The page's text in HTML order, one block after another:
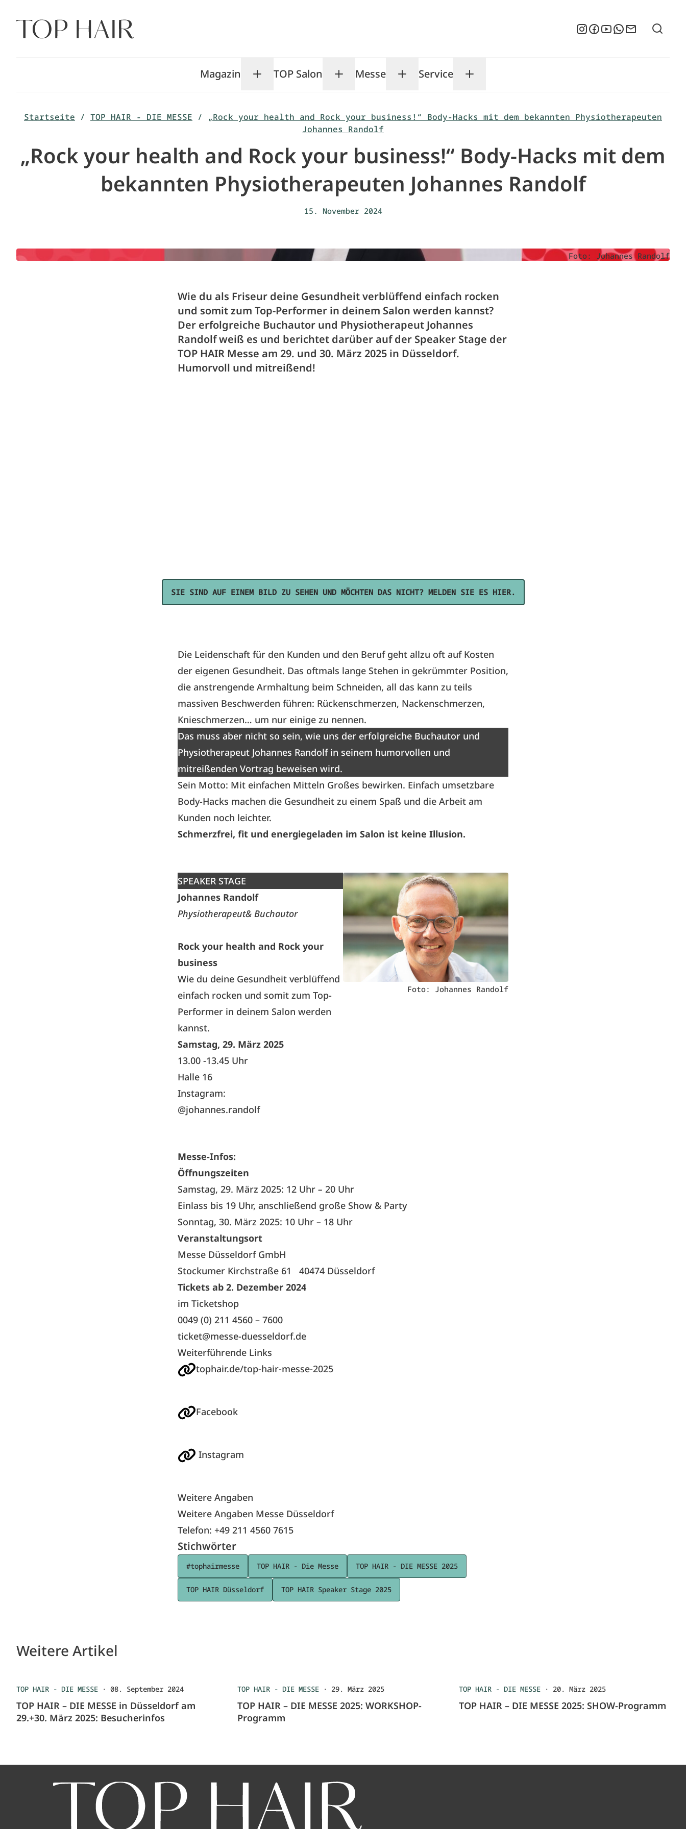
Inhalt
springen
Suche
Magazin Toggle Magazin submenu
TOP Salon Toggle TOP Salon submenu
Messe Toggle Messe submenu
Service Toggle Service submenu
Instagram
Facebook
YouTubeWhatsApp
Newsletter
Startseite / TOP HAIR - DIE MESSE /
„Rock your health and Rock your business!“ Body-Hacks mit dem bekannten Physiotherapeuten
Johannes Randolf
„Rock your health and Rock your business!“ Body-Hacks mit dem
bekannten Physiotherapeuten Johannes Randolf
15. November 2024
Foto: Johannes Randolf
Wie du als Friseur deine Gesundheit verblüffend einfach rocken
und somit zum Top-Performer in deinem Salon werden kannst?
Der erfolgreiche Buchautor und Physiotherapeut Johannes
Randolf weiß es und berichtet darüber auf der Speaker Stage der
TOP HAIR Messe am 29. und 30. März 2025 in Düsseldorf.
Humorvoll und mitreißend!
SIE SIND AUF EINEM BILD ZU SEHEN UND MÖCHTEN DAS NICHT? MELDEN SIE ES HIER.
Die Leidenschaft für den Kunden und den Beruf geht allzu oft auf Kosten
der eigenen Gesundheit. Das oftmals lange Stehen in gekrümmter Position,
die anstrengende Armhaltung beim Schneiden, all das kann zu teils
massiven Beschwerden führen: Rückenschmerzen, Nackenschmerzen,
Knieschmerzen… um nur einige zu nennen.
Das muss aber nicht so sein, wie uns der erfolgreiche Buchautor und
Physiotherapeut Johannes Randolf in seinem humorvollen und
mitreißenden Vortrag beweisen wird.
Sein Motto: Mit einfachen Mitteln Großes bewirken. Einfach umsetzbare
Body-Hacks machen die Gesundheit zu einem Spaß und die Arbeit am
Kunden noch leichter.
Schmerzfrei, fit und energiegeladen im Salon ist keine Illusion.
SPEAKER STAGE
Johannes Randolf
Physiotherapeut& Buchautor
Rock your health and Rock your
business
Wie du deine Gesundheit verblüffend
einfach rocken und somit zum Top-
Performer in deinem Salon werden
kannst.
Samstag, 29. März 2025
13.00 -13.45 Uhr
Halle 16
Instagram:
@johannes.randolf
Foto: Johannes Randolf
Messe-Infos:
Öffnungszeiten
Samstag, 29. März 2025: 12 Uhr – 20 Uhr
Einlass bis 19 Uhr, anschließend große Show & Party
Sonntag, 30. März 2025: 10 Uhr – 18 Uhr
Veranstaltungsort
Messe Düsseldorf GmbH
Stockumer Kirchstraße 61 40474 Düsseldorf
Tickets ab 2. Dezember 2024
im Ticketshop
0049 (0) 211 4560 – 7600
ticket@messe-duesseldorf.de
Weiterführende Links
tophair.de/top-hair-messe-2025
Facebook
Instagram
Weitere Angaben
Weitere Angaben Messe Düsseldorf
Telefon: +49 211 4560 7615
Stichwörter
#tophairmesse TOP HAIR - Die Messe TOP HAIR - DIE MESSE 2025
TOP HAIR Düsseldorf TOP HAIR Speaker Stage 2025
Weitere Artikel
TOP HAIR - DIE MESSE · 08. September 2024
TOP HAIR – DIE MESSE in Düsseldorf am
29.+30. März 2025: Besucherinfos
TOP HAIR - DIE MESSE · 29. März 2025
TOP HAIR – DIE MESSE 2025: WORKSHOP-
Programm
TOP HAIR - DIE MESSE· 20. März 2025
TOP HAIR – DIE MESSE 2025: SHOW-Programm